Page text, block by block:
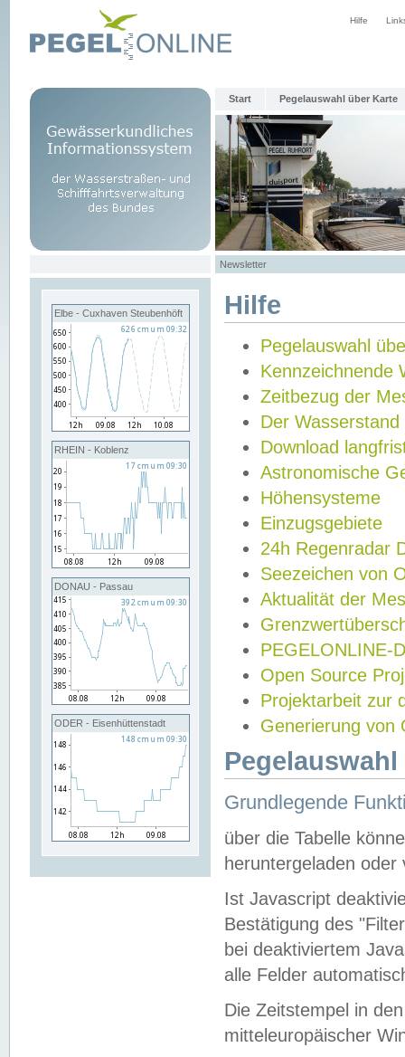
Hilfe
Start Pegelauswahl über Karte
Newsletter
Elbe - Cuxhaven Steubenhöft
RHEIN - Koblenz
DONAU - Passau
ODER - Eisenhüttenstadt
Hilfe
Pegelauswahl
Kennzeichnende
Zeitbezug der
Der Wasserstand
Download
Astronomische
Höhensysteme
Einzugsgebiete
24h Regenradar
Seezeichen von
Aktualität der
PEGELONLINE-
Open Source
Projektarbeit zur
Generierung von
Grundlegende
über die Tabelle
heruntergeladen oder
Ist Javascript
Bestätigung des
bei deaktiviertem
alle Felder
Die Zeitstempel in
mitteleuropäischer